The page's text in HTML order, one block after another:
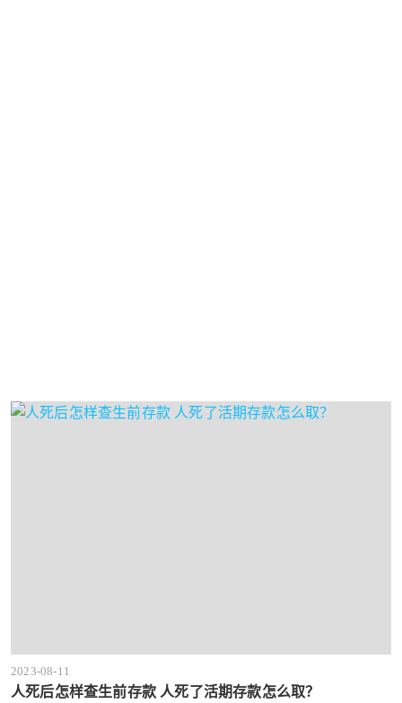
2023-08-11
人死后怎样查生前存款 人死了活期存款怎么取？